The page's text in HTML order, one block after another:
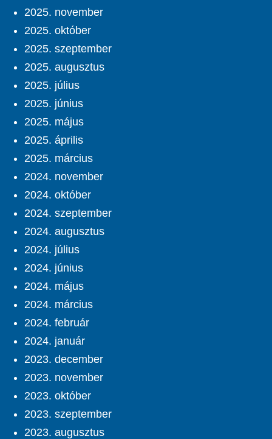
2025. november
2025. október
2025. szeptember
2025. augusztus
2025. július
2025. június
2025. május
2025. április
2025. március
2024. november
2024. október
2024. szeptember
2024. augusztus
2024. július
2024. június
2024. május
2024. március
2024. február
2024. január
2023. december
2023. november
2023. október
2023. szeptember
2023. augusztus